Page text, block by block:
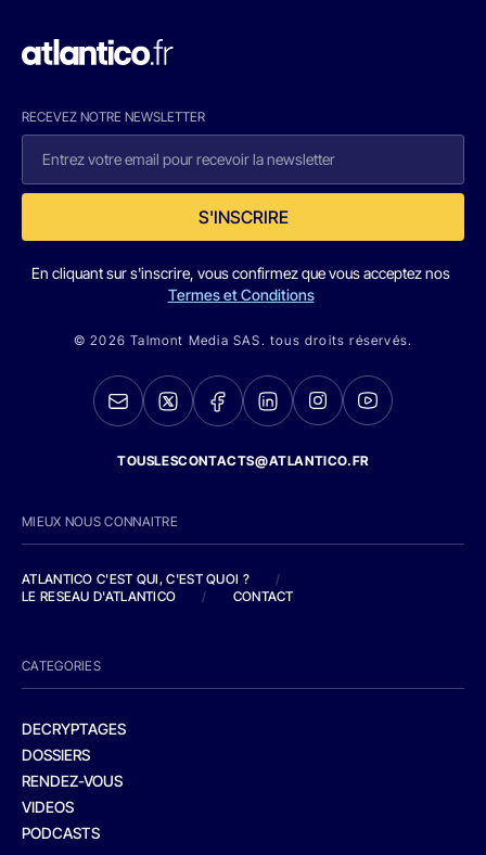
RECEVEZ NOTRE NEWSLETTER
S'INSCRIRE
En cliquant sur s'inscrire, vous confirmez que vous acceptez nos
Termes et Conditions
© 2026 Talmont Media SAS. tous droits réservés.
TOUSLESCONTACTS@ATLANTICO.FR
MIEUX NOUS CONNAITRE
ATLANTICO C'EST QUI, C'EST QUOI ?
/
LE RESEAU D'ATLANTICO
/ CONTACT
CATEGORIES
DECRYPTAGES
DOSSIERS
RENDEZ-VOUS
VIDEOS
PODCASTS